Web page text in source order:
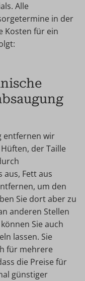
Alle
in der
Kosten für ein
entfernen wir
der Taille
aus, Fett aus
um den
Sie dort aber zu
anderen Stellen
Sie auch
lassen. Sie
für mehrere
die Preise für
günstiger